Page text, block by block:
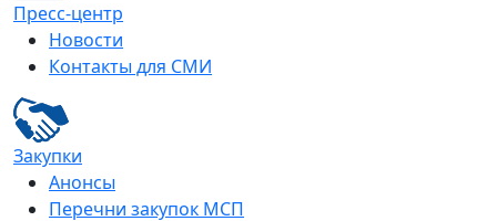
Пресс-центр
Новости
Контакты для СМИ
Закупки
Анонсы
Перечни закупок МСП